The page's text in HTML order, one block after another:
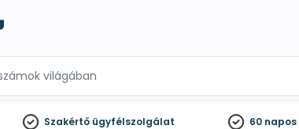
Szakértő ügyfélszolgálat 60 napos